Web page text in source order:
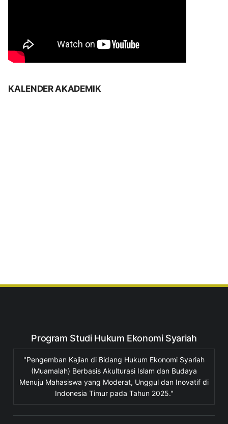
KALENDER AKADEMIK
Program Studi Hukum Ekonomi Syariah
"Pengemban Kajian di Bidang Hukum Ekonomi Syariah
(Muamalah) Berbasis Akulturasi Islam dan Budaya
Menuju Mahasiswa yang Moderat, Unggul dan Inovatif di
Indonesia Timur pada Tahun 2025."